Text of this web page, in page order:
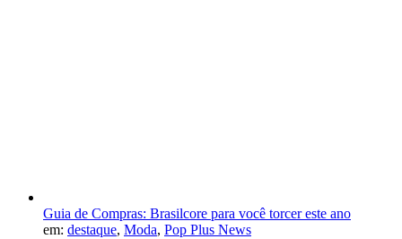
Guia de Compras: Brasilcore para você torcer este ano
em: destaque, Moda, Pop Plus News